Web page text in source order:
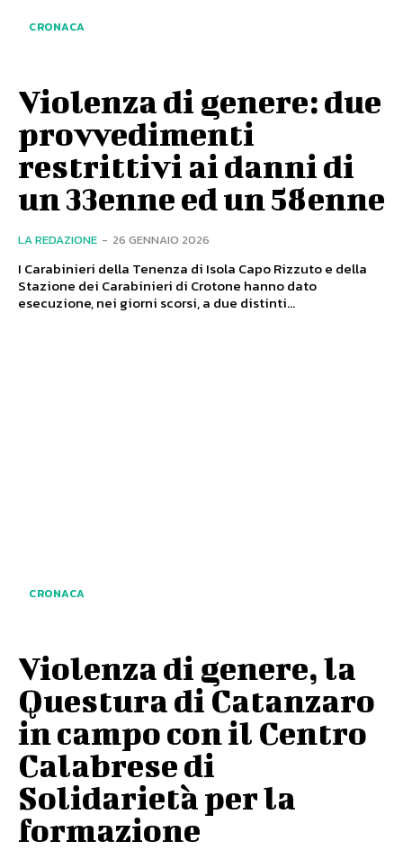
CRONACA
Violenza di genere: due
provvedimenti
restrittivi ai danni di
un 33enne ed un 58enne
LA REDAZIONE - 26 GENNAIO 2026
I Carabinieri della Tenenza di Isola Capo Rizzuto e della
Stazione dei Carabinieri di Crotone hanno dato
esecuzione, nei giorni scorsi, a due distinti...
CRONACA
Violenza di genere, la
Questura di Catanzaro
in campo con il Centro
Calabrese di
Solidarietà per la
formazione